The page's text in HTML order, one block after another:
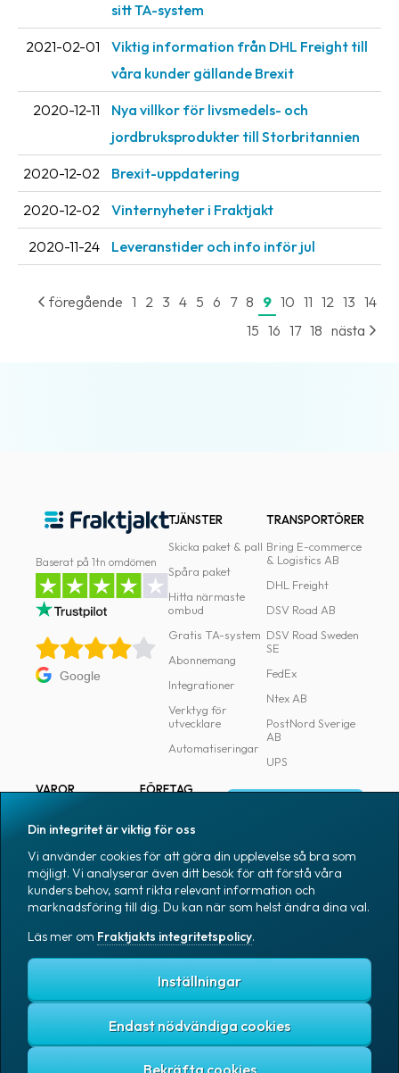
sitt TA-system
2021-02-01
Viktig information från DHL Freight till
våra kunder gällande Brexit
2020-12-11
Nya villkor för livsmedels- och
jordbruksprodukter till Storbritannien
2020-12-02 Brexit-uppdatering
2020-12-02 Vinternyheter i Fraktjakt
2020-11-24 Leveranstider och info inför jul
föregående 1 2 3 4 5 6 7 8 9 10 11 12 13 14
15 16 17 18 nästa
Baserat på 1tn omdömen
Google
TJÄNSTER
Skicka paket & pall
Spåra paket
Hitta närmaste
ombud
Gratis TA-system
Abonnemang
Integrationer
Verktyg för
utvecklare
Automatiseringar
TRANSPORTÖRER
Bring E-commerce
& Logistics AB
DHL Freight
DSV Road AB
DSV Road Sweden
SE
FedEx
Ntex AB
PostNord Sverige
AB
UPS
VAROR
Märkning
Emballage
Emballagetillbehör
Kontorsvaror
FÖRETAG
Pressrum
Medarbetare
Jobb & karriär
Nyhetsarkiv
Blogg
Skapa konto
Fraktjakts integritetspolicy
Allmänna villkor
Din integritet är viktig för oss
Vi använder cookies för att göra din upplevelse så bra som
möjligt. Vi analyserar även ditt besök för att förstå våra
kunders behov, samt rikta relevant information och
marknadsföring till dig. Du kan när som helst ändra dina val.
Läs mer om Fraktjakts integritetspolicy.
Inställningar
Endast nödvändiga cookies